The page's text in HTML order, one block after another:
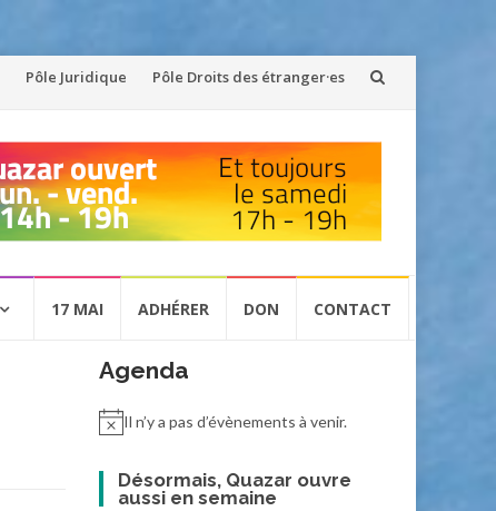
Pôle Juridique Pôle Droits des étranger·es
17 MAI ADHÉRER DON CONTACT
Agenda
Il n’y a pas d’évènements à venir.
Désormais, Quazar ouvre
aussi en semaine